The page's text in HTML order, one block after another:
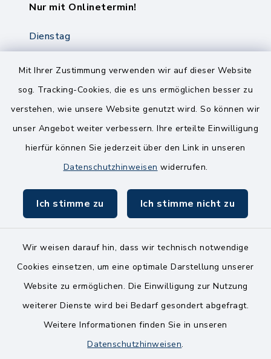
Mit Ihrer Zustimmung verwenden wir auf dieser Website
sog. Tracking-Cookies, die es uns ermöglichen besser zu
verstehen, wie unsere Website genutzt wird. So können wir
unser Angebot weiter verbessern. Ihre erteilte Einwilligung
hierfür können Sie jederzeit über den Link in unseren
Datenschutzhinweisen widerrufen.
Ich stimme zu Ich stimme nicht zu
Wir weisen darauf hin, dass wir technisch notwendige
Cookies einsetzen, um eine optimale Darstellung unserer
Website zu ermöglichen. Die Einwilligung zur Nutzung
weiterer Dienste wird bei Bedarf gesondert abgefragt.
Weitere Informationen finden Sie in unseren
Datenschutzhinweisen.
Nur mit Onlinetermin!
Dienstag
8.00-12.00 Uhr
14.00-18.00 Uhr
Freitag
8.00-11.00 Uhr
Kontakt
Barrierefreiheit